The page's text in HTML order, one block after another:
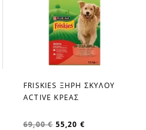
favorite_border
FRISKIES ΞΗΡΗ ΣΚΥΛΟΥ
ACTIVE ΚΡΕΑΣ
69,00 € 55,20 €